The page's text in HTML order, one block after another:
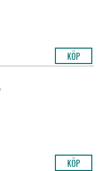
KÖP
KÖP